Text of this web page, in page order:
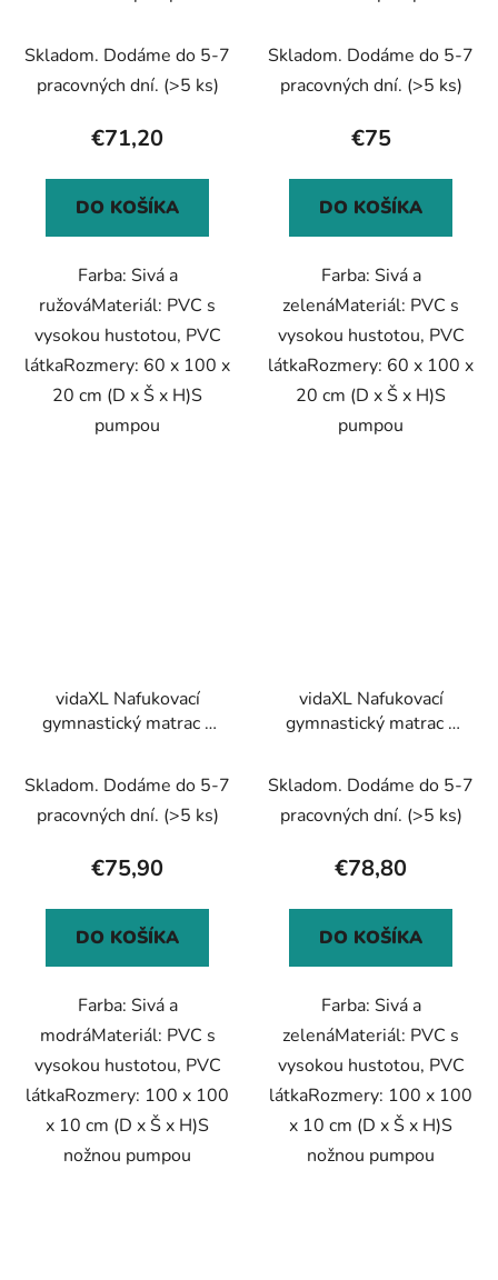
ružová
Skladom. Dodáme do 5-7
pracovných dní. (>5 ks)
€71,20
DO KOŠÍKA
Farba: Sivá a
ružováMateriál: PVC s
vysokou hustotou, PVC
látkaRozmery: 60 x 100 x
20 cm (D x Š x H)S
pumpou
zelená
Skladom. Dodáme do 5-7
pracovných dní. (>5 ks)
€75
DO KOŠÍKA
Farba: Sivá a
zelenáMateriál: PVC s
vysokou hustotou, PVC
látkaRozmery: 60 x 100 x
20 cm (D x Š x H)S
pumpou
vidaXL Nafukovací
gymnastický matrac s
cm PVC modrý
Skladom. Dodáme do 5-7
pracovných dní. (>5 ks)
€75,90
DO KOŠÍKA
Farba: Sivá a
modráMateriál: PVC s
vysokou hustotou, PVC
látkaRozmery: 100 x 100
x 10 cm (D x Š x H)S
nožnou pumpou
vidaXL Nafukovací
gymnastický matrac s
cm PVC zelený
Skladom. Dodáme do 5-7
pracovných dní. (>5 ks)
€78,80
DO KOŠÍKA
Farba: Sivá a
zelenáMateriál: PVC s
vysokou hustotou, PVC
látkaRozmery: 100 x 100
x 10 cm (D x Š x H)S
nožnou pumpou